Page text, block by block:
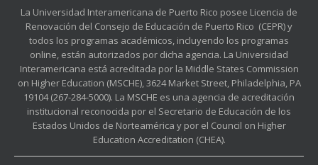
La Universidad Interamericana de Puerto Rico posee Licencia de
Renovación del Consejo de Educación de Puerto Rico (CEPR) y
todos los programas académicos, incluyendo los programas
online, están autorizados por dicha agencia. La Universidad
Interamericana está acreditada por la Middle States Commission
on Higher Education (MSCHE), 3624 Market Street, Philadelphia, PA
19104 (267-284-5000). La MSCHE es una agencia de acreditación
institucional reconocida por el Secretario de Educación de los
Estados Unidos de Norteamérica y por el Council on Higher
Education Accreditation (CHEA).